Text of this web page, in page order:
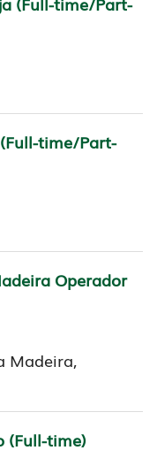
time/Part-
Operador
Madeira,
(Full-time)